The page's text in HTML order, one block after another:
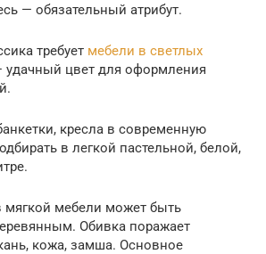
— обязательный атрибут.
требует мебели в светлых
цвет для оформления
кресла в современную
в легкой пастельной, белой,
мягкой мебели может быть
Обивка поражает
кожа, замша. Основное